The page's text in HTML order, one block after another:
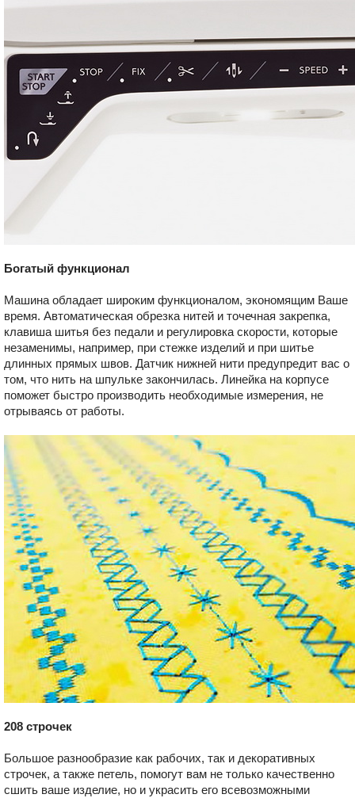
Богатый функционал
Машина обладает широким функционалом, экономящим Ваше
время. Автоматическая обрезка нитей и точечная закрепка,
клавиша шитья без педали и регулировка скорости, которые
незаменимы, например, при стежке изделий и при шитье
длинных прямых швов. Датчик нижней нити предупредит вас о
том, что нить на шпульке закончилась. Линейка на корпусе
поможет быстро производить необходимые измерения, не
отрываясь от работы.
208 строчек
Большое разнообразие как рабочих, так и декоративных
строчек, а также петель, помогут вам не только качественно
сшить ваше изделие, но и украсить его всевозможными